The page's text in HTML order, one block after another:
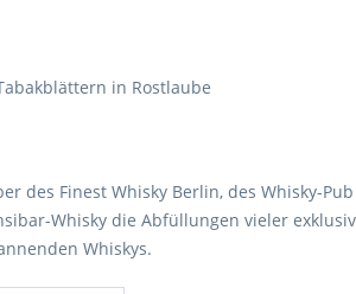
in Rostlaube
Finest Whisky Berlin, des Whisky-
Whisky die Abfüllungen vieler
Whiskys.